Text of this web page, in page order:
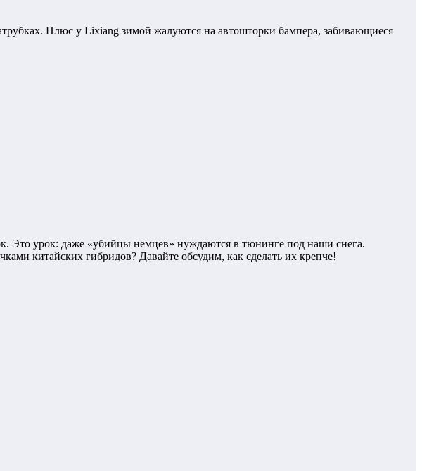
Плюс у Lixiang зимой жалуются на автошторки бампера, забивающиеся
Это урок: даже «убийцы немцев» нуждаются в тюнинге под наши снега.
китайских гибридов? Давайте обсудим, как сделать их крепче!